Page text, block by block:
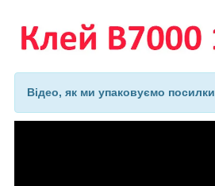
Відео, як ми упаковуємо посилки